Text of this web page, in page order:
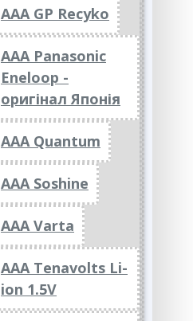
AAA GP Recyko
AAA Panasonic
Eneloop -
оригінал Японія
AAA Quantum
AAA Soshine
AAA Varta
AAA Tenavolts Li-
ion 1.5V